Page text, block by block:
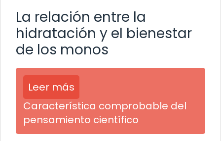
La relación entre la
hidratación y el bienestar
de los monos
Leer más
Característica comprobable del
pensamiento científico